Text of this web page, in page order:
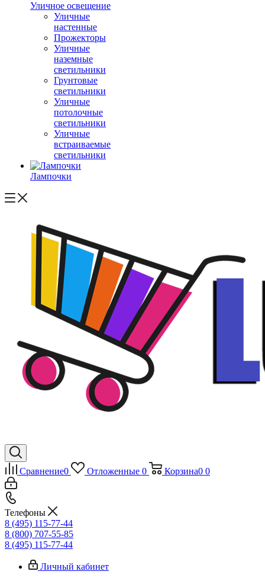
Уличное освещение
Уличные
настенные
Прожекторы
Уличные
наземные
светильники
Грунтовые
светильники
Уличные
потолочные
светильники
Уличные
встраиваемые
светильники
Лампочки
Сравнение0 Отложенные 0 Корзина0 0
Телефоны
8 (495) 115-77-44
8 (800) 707-55-85
8 (495) 115-77-44
Личный кабинет